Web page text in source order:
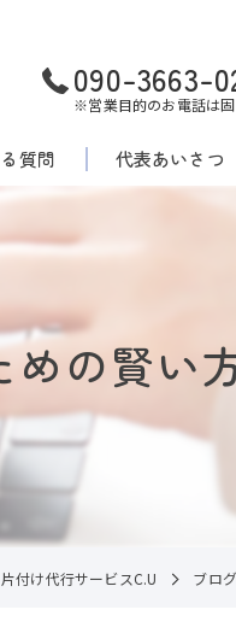
090-3663-
※営業目的のお電話は固
質問 代表あいさつ
の賢い
付け代行サービスC.U ブログ